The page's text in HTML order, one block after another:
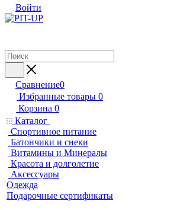
Войти
Сравнение0
Избранные товары 0
Корзина 0
Каталог
Спортивное питание
Батончики и снеки
Витамины и Минералы
Красота и долголетие
Аксессуары
Одежда
Подарочные сертификаты